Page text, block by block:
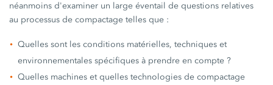
néanmoins d'examiner un large éventail de questions relatives
au processus de compactage telles que :
Quelles sont les conditions matérielles, techniques et
environnementales spécifiques à prendre en compte ?
Quelles machines et quelles technologies de compactage